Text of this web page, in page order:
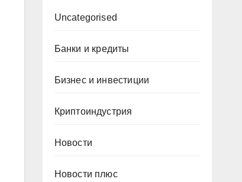
Uncategorised
Банки и кредиты
Бизнес и инвестиции
Криптоиндустрия
Новости
Новости плюс